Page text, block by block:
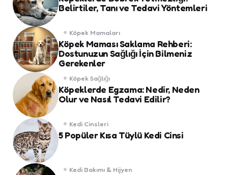
Belirtiler, Tanı ve Tedavi Yöntemleri
Köpek Mamaları
Köpek Maması Saklama Rehberi:
Dostunuzun Sağlığı İçin Bilmeniz
Gerekenler
Köpek Sağlığı
Köpeklerde Egzama: Nedir, Neden
Olur ve Nasıl Tedavi Edilir?
Kedi Cinsleri
5 Popüler Kısa Tüylü Kedi Cinsi
Kedi Bakımı & Hijyen